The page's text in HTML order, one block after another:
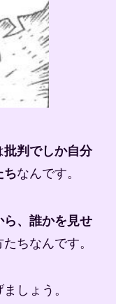
批判でしか自分
ちなんです。
ら、誰かを見せ
たちなんです。
しょう。